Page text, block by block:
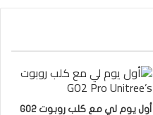
أول يوم لي مع كلب روبوت GO2